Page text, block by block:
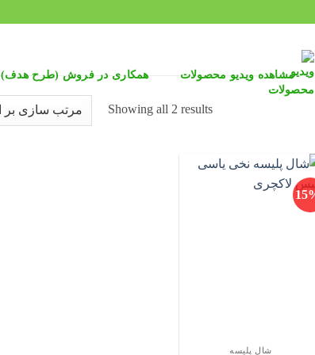
مشاهده ویدیو محصولات همکاری در فروش (طرح هدف)
Showing all 2 results
Sorted
شال پلیسه